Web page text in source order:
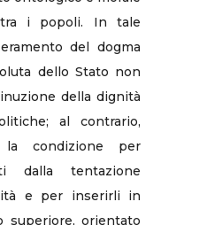
tra i popoli. In tale
del dogma
dello Stato non
della dignità
al contrario,
la condizione per
dalla tentazione
e per inserirli in
superiore, orientato